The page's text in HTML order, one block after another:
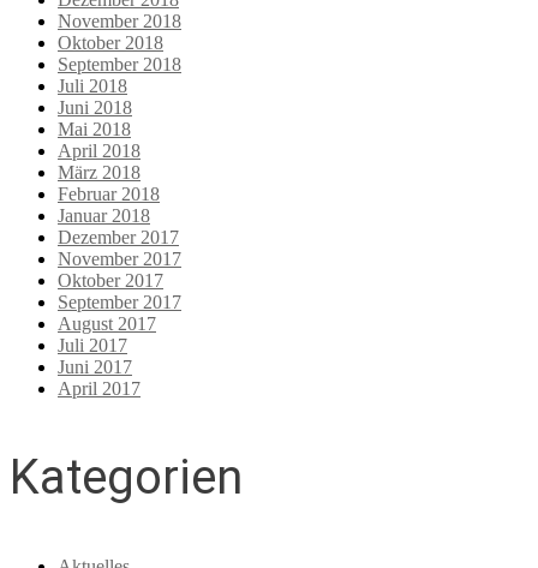
November 2018
Oktober 2018
September 2018
Juli 2018
Juni 2018
Mai 2018
April 2018
März 2018
Februar 2018
Januar 2018
Dezember 2017
November 2017
Oktober 2017
September 2017
August 2017
Juli 2017
Juni 2017
April 2017
Kategorien